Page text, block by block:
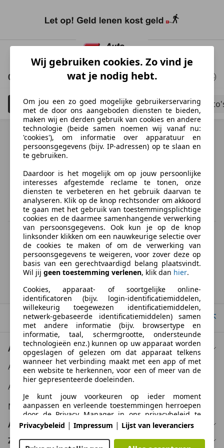
Ga
hoofdinhoud
0 Resultaten voor uw zoekopdracht
Filteren 5 Bouwjaar tot 2006
Ontdek vergelijkbare voertuigen
Niet precies je zoekopdracht, maar misschien wel de
perfecte match.
BTW verrekenbaar
Specificatie van de fabrikant voor nieuwe voertuigen. Afhankelijk van de
kilometerstand, het rijgedrag, de leeftijd van de batterij en het
laadgedrag, kan de radius van occasies aanzienlijk variëren.
Homepage
Naar boven
Auto kopen
Auto kooptips
Auto zoektips
Meer informatie
Auto verkopen
Zakelijk
Wij gebruiken cookies. Zo vind je
wat je nodig hebt.
Om jou een zo goed mogelijke gebruikerservaring
met de door ons aangeboden diensten te bieden,
maken wij en derden gebruik van cookies en andere
technologie (beide samen noemen wij vanaf nu:
'cookies'), om informatie over apparatuur en
persoonsgegevens (bijv. IP-adressen) op te slaan en
te gebruiken.
Daardoor is het mogelijk om op jouw persoonlijke
interesses afgestemde reclame te tonen, onze
diensten te verbeteren en het gebruik daarvan te
analyseren. Klik op de knop rechtsonder om akkoord
te gaan met het gebruik van toestemmingsplichtige
cookies en de daarmee samenhangende verwerking
van persoonsgegevens. Ook kun je op de knop
linksonder klikken om een nauwkeurige selectie over
de cookies te maken of om de verwerking van
persoonsgegevens te weigeren, voor zover deze op
basis van een gerechtvaardigd belang plaatsvindt.
Wil jij geen toestemming verlenen, klik dan hier.
Cookies, apparaat- of soortgelijke online-
identificatoren (bijv. login-identificatiemiddelen,
willekeurig toegewezen identificatiemiddelen,
netwerk-gebaseerde identificatiemiddelen) samen
met andere informatie (bijv. browsertype en
informatie, taal, schermgrootte, ondersteunde
technologieën enz.) kunnen op uw apparaat worden
opgeslagen of gelezen om dat apparaat telkens
wanneer het verbinding maakt met een app of met
een website te herkennen, voor een of meer van de
hier gepresenteerde doeleinden.
Je kunt jouw voorkeuren op ieder moment
aanpassen en verleende toestemmingen herroepen
door de Privacy Manager in ons privacybeleid te
bezoeken.
Privacybeleid | Impressum | Lijst van leveranciers